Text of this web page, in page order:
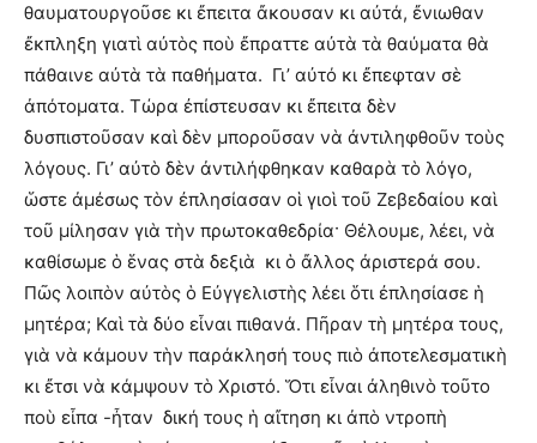
θαυματουργοῦσε κι ἔπειτα ἄκουσαν κι αὐτά, ἔνιωθαν
ἔκπληξη γιατὶ αὐτὸς ποὺ ἔπραττε αὐτὰ τὰ θαύματα θὰ
πάθαινε αὐτὰ τὰ παθήματα. Γι’ αὐτό κι ἔπεφταν σὲ
ἀπότοματα. Τώρα ἐπίστευσαν κι ἔπειτα δὲν
δυσπιστοῦσαν καὶ δὲν μποροῦσαν νὰ ἀντιληφθοῦν τοὺς
λόγους. Γι’ αὐτὸ δὲν ἀντιλήφθηκαν καθαρὰ τὸ λόγο,
ὥστε ἀμέσως τὸν ἐπλησίασαν οἱ γιοὶ τοῦ Ζεβεδαίου καὶ
τοῦ μίλησαν γιὰ τὴν πρωτοκαθεδρία· Θέλουμε, λέει, νὰ
καθίσωμε ὁ ἕνας στὰ δεξιὰ κι ὁ ἄλλος ἀριστερά σου.
Πῶς λοιπὸν αὐτὸς ὁ Εὐγγελιστὴς λέει ὅτι ἐπλησίασε ἡ
μητέρα; Καὶ τὰ δύο εἶναι πιθανά. Πῆραν τὴ μητέρα τους,
γιὰ νὰ κάμουν τὴν παράκλησή τους πιὸ ἀποτελεσματικὴ
κι ἔτσι νὰ κάμψουν τὸ Χριστό. Ὅτι εἶναι ἀληθινὸ τοῦτο
ποὺ εἶπα -ἦταν δική τους ἡ αἴτηση κι ἀπὸ ντροπὴ